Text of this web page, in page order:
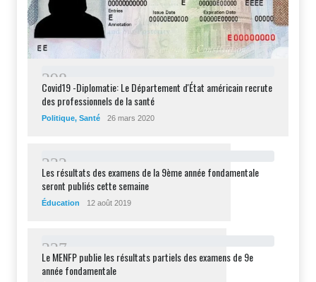
298
Covid19 -Diplomatie: Le Département d'État américain recrute
des professionnels de la santé
Politique, Santé 26 mars 2020
232
Les résultats des examens de la 9ème année fondamentale
seront publiés cette semaine
Éducation 12 août 2019
227
Le MENFP publie les résultats partiels des examens de 9e
année fondamentale